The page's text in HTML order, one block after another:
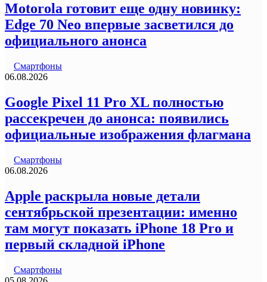
Motorola готовит еще одну новинку:
Edge 70 Neo впервые засветился до
официального анонса
Смартфоны
06.08.2026
Google Pixel 11 Pro XL полностью
рассекречен до анонса: появились
официальные изображения флагмана
Смартфоны
06.08.2026
Apple раскрыла новые детали
сентябрьской презентации: именно
там могут показать iPhone 18 Pro и
первый складной iPhone
Смартфоны